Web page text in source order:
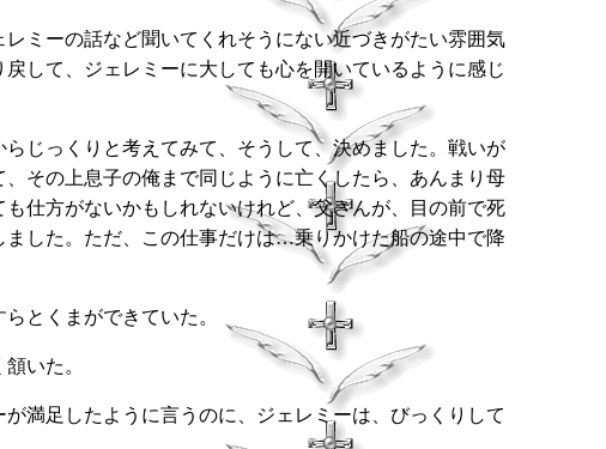
ミーの話など聞いてくれそうにない近づきがたい雰囲気
して、ジェレミーに大しても心を開いているように感じ
じっくりと考えてみて、そうして、決めました。戦いが
その上息子の俺まで同じように亡くしたら、あんまり母
仕方がないかもしれないけれど、父さんが、目の前で死
した。ただ、この仕事だけは…乗りかけた船の途中で降
とくまができていた。
いた。
満足したように言うのに、ジェレミーは、びっくりして